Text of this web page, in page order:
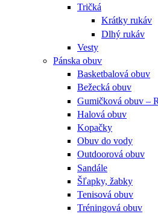
Tričká
Krátky rukáv
Dlhý rukáv
Vesty
Pánska obuv
Basketbalová obuv
Bežecká obuv
Gumičková obuv –
Halová obuv
Kopačky
Obuv do vody
Outdoorová obuv
Sandále
Šľapky, žabky
Tenisová obuv
Tréningová obuv